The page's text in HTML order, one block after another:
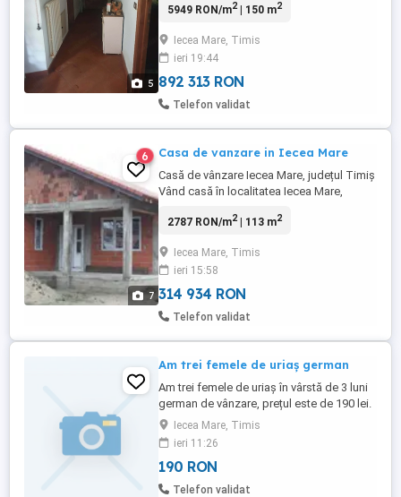
5
5949 RON/m2| 150 m2
Iecea Mare, Timis
ieri 19:44
892 313 RON
Telefon validat
7
6 Casa de vanzare in Iecea Mare
Casă de vânzare Iecea Mare, județul Timiș
Vând casă în localitatea Iecea Mare,
113 mp, amplasată pe un teren total de
intabulata. Construcția este în roșu, cu
geamuri și ușă montate, racordată la apă
și curent electric. Fiind ...
2787 RON/m2| 113 m2
Iecea Mare, Timis
ieri 15:58
314 934 RON
Telefon validat
Am trei femele de uriaș german
Am trei femele de uriaș în vârstă de 3 luni
german de vânzare, prețul este de 190 lei.
Pt mai multe detalii va rog sa ma
contactați. Mulțumesc
Iecea Mare, Timis
ieri 11:26
190 RON
Telefon validat